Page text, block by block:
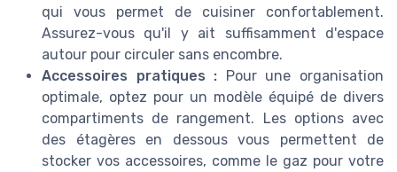
qui vous permet de cuisiner confortablement.
Assurez-vous qu'il y ait suffisamment d'espace
autour pour circuler sans encombre.
Accessoires pratiques : Pour une organisation
optimale, optez pour un modèle équipé de divers
compartiments de rangement. Les options avec
des étagères en dessous vous permettent de
stocker vos accessoires, comme le gaz pour votre